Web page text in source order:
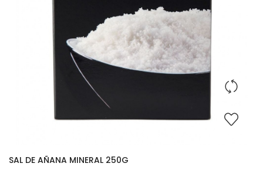
SAL DE AÑANA MINERAL 250G